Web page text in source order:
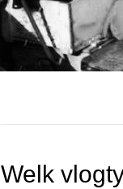
Welk